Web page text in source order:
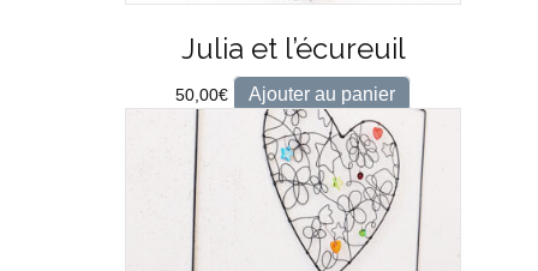
Julia et l’écureuil
50,00€ Ajouter au panier